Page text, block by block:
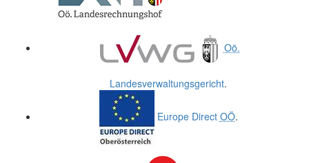
Oö.
Landesverwaltungsgericht.
Europe Direct OÖ.